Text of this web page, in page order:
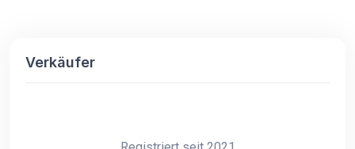
Verkäufer